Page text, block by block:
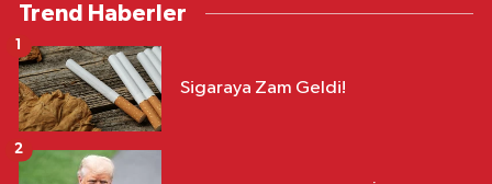
Trend Haberler
Sigaraya Zam Geldi!
1
2